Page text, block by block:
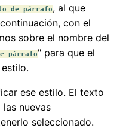
de párrafo, al que
con el
sobre el nombre del
párrafo" para que el
ese estilo. El texto
nuevas
seleccionado.